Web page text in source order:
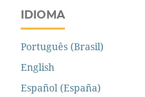
IDIOMA
Português (Brasil)
English
Español (España)